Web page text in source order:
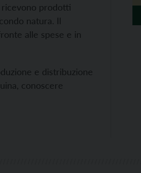
ricevono prodotti
natura. Il
alle spese e in
e distribuzione
conoscere